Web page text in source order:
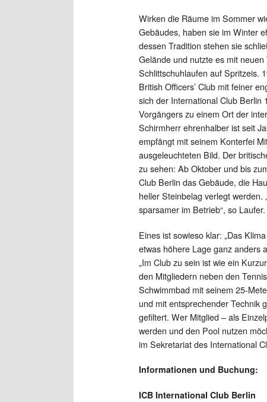
Wirken die Räume im Sommer
Gebäudes, haben sie im Winter
dessen Tradition stehen sie
Gelände und nutzte es mit
Schlittschuhlaufen auf Spritzeis.
British Officers’ Club mit feiner
sich der International Club Berlin
Vorgängers zu einem Ort der
Schirmherr ehrenhalber ist seit
empfängt mit seinem Konterfei
ausgeleuchteten Bild. Der
zu sehen: Ab Oktober und bis
Club Berlin das Gebäude, die
heller Steinbelag verlegt
sparsamer im Betrieb“, so Laufer.
Eines ist sowieso klar: „Das
etwas höhere Lage ganz anders
„Im Club zu sein ist wie ein
den Mitgliedern neben den
Schwimmbad mit seinem 25-
und mit entsprechender Technik
gefiltert. Wer Mitglied – als
werden und den Pool nutzen
im Sekretariat des International
Informationen und Buchung:
ICB International Club Berlin